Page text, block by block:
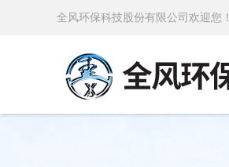
全风环保科技股份有限公司欢迎您！